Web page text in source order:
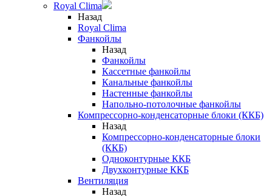
Royal Clima
Назад
Royal Clima
Фанкойлы
Назад
Фанкойлы
Кассетные фанкойлы
Канальные фанкойлы
Настенные фанкойлы
Напольно-потолочные фанкойлы
Компрессорно-конденсаторные блоки (ККБ)
Назад
Компрессорно-конденсаторные блоки
(ККБ)
Одноконтурные ККБ
Двухконтурные ККБ
Вентиляция
Назад